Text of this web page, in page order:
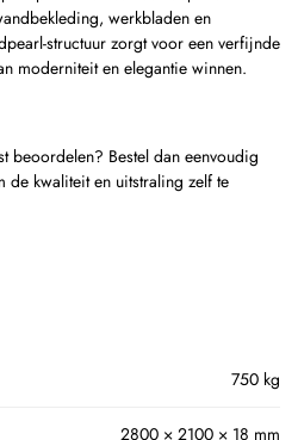
werkbladen en
structuur zorgt voor een verfijnde
moderniteit en elegantie winnen.
beoordelen? Bestel dan eenvoudig
de kwaliteit en uitstraling zelf te
750 kg
2800 × 2100 × 18 mm